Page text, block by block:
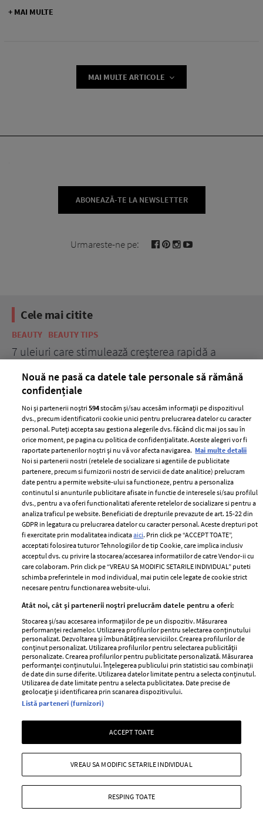
+ MAI MULTE
MAI MULTE ARTICOLE
ABONEAZĂ-TE LA NEWSLETTER
Urmareste-ne pe:
Cele mai citite
BEAUTY BEAUTY TIPS
7 uleiuri care stimulează creșterea rapidă a
ELLE Style Awards
2024
Despre ELLE
Romania
Contact
Abonamente
Termeni si conditii
Politica de
confidențialitate
Politica de cookies
Publicitate
GSP
Unica
Baby
Retete
femei
Viva
Avantaje
Retete practice
Pariază responsabil! Decizia ONJN nr. 821/25.09.2025.
Jocurile de noroc sunt interzise minorilor.
Copyright © 2026 Ringier Romania SRL
Nouă ne pasă ca datele tale personale să rămână
confidențiale
Noi și partenerii noștri594stocăm și/sau accesăm informații pe dispozitivul
dvs., precum identificatorii cookie unici pentru prelucrarea datelor cu caracter
personal. Puteți accepta sau gestiona alegerile dvs. făcând clic mai jos sau în
orice moment, pe pagina cu politica de confidențialitate. Aceste alegeri vor fi
raportate partenerilor noștri și nu vă vor afecta navigarea. Mai multe detalii
Noi si partenerii nostri (retelele de socializare si agentiile de publicitate
partenere, precum si furnizorii nostri de servicii de date analitice) prelucram
date pentru a permite website-ului sa functioneze, pentru a personaliza
continutul si anunturile publicitare afisate in functie de interesele si/sau profilul
dvs., pentru a va oferi functionalitati aferente retelelor de socializare si pentru a
analiza traficul pe website. Beneficiati de drepturile prevazute de art. 15-22 din
GDPR in legatura cu prelucrarea datelor cu caracter personal. Aceste drepturi pot
fi exercitate prin modalitatea indicataaici. Prin click pe “ACCEPT TOATE”,
acceptati folosirea tuturor Tehnologiilor de tip Cookie, care implica inclusiv
acceptul dvs. cu privire la stocarea/accesarea informatiilor de catre Vendor-ii cu
care colaboram. Prin click pe “VREAU SA MODIFIC SETARILE INDIVIDUAL” puteti
schimba preferintele in mod individual, mai putin cele legate de cookie strict
necesare pentru functionarea website-ului.
Atât noi, cât și partenerii noștri prelucrăm datele pentru a oferi:
Stocarea și/sau accesarea informațiilor de pe un dispozitiv. Măsurarea
performanței reclamelor. Utilizarea profilurilor pentru selectarea conținutului
personalizat. Dezvoltarea și îmbunătățirea serviciilor. Crearea profilurilor de
conținut personalizat. Utilizarea profilurilor pentru selectarea publicității
personalizate. Crearea profilurilor pentru publicitate personalizată. Măsurarea
performanței conținutului. Înțelegerea publicului prin statistici sau combinații
de date din surse diferite. Utilizarea datelor limitate pentru a selecta conținutul.
Utilizarea de date limitate pentru a selecta publicitatea. Date precise de
geolocație și identificarea prin scanarea dispozitivului.
Listă parteneri (furnizori)
ACCEPT TOATE
RESPING TOATE
VREAU SA MODIFIC SETARILE INDIVIDUAL